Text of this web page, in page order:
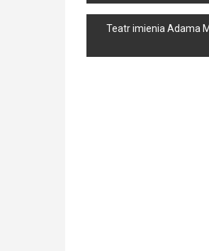
navigation
Teatr imienia Adama